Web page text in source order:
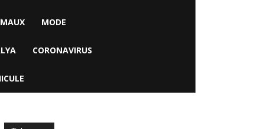
MODE
CORONAVIRUS